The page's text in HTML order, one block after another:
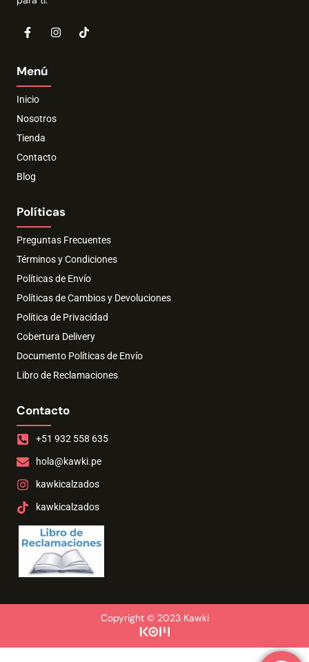
Menú
Inicio
Nosotros
Tienda
Contacto
Blog
Políticas
Preguntas Frecuentes
Términos y Condiciones
Políticas de Envío
Políticas de Cambios y Devoluciones
Política de Privacidad
Cobertura Delivery
Documento Políticas de Envío
Libro de Reclamaciones
Contacto
+51 932 558 635
hola@kawki.pe
kawkicalzados
kawkicalzados
Copyright © 2023 Kawki